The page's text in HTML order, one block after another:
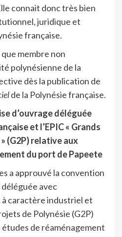
connait donc très bien
juridique et
française.
membre non
polynésienne de la
dès la publication de
de la Polynésie française.
d’ouvrage déléguée
et l’EPIC « Grands
(G2P) relative aux
du port de Papeete
a approuvé la convention
déléguée avec
à caractère industriel et
de Polynésie (G2P)
de réaménagement